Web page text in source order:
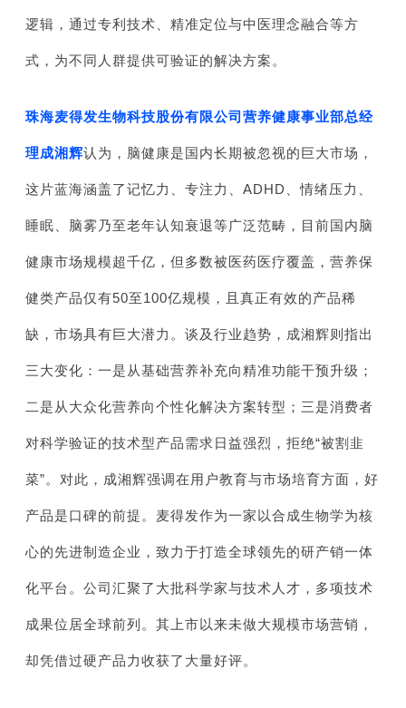
逻辑，通过专利技术、精准定位与中医理念融合等方
式，为不同人群提供可验证的解决方案。
珠海麦得发生物科技股份有限公司营养健康事业部总经
理成湘辉认为，脑健康是国内长期被忽视的巨大市场，
这片蓝海涵盖了记忆力、专注力、ADHD、情绪压力、
睡眠、脑雾乃至老年认知衰退等广泛范畴，目前国内脑
健康市场规模超千亿，但多数被医药医疗覆盖，营养保
健类产品仅有50至100亿规模，且真正有效的产品稀
缺，市场具有巨大潜力。谈及行业趋势，成湘辉则指出
三大变化：一是从基础营养补充向精准功能干预升级；
二是从大众化营养向个性化解决方案转型；三是消费者
对科学验证的技术型产品需求日益强烈，拒绝“被割韭
菜”。对此，成湘辉强调在用户教育与市场培育方面，好
产品是口碑的前提。麦得发作为一家以合成生物学为核
心的先进制造企业，致力于打造全球领先的研产销一体
化平台。公司汇聚了大批科学家与技术人才，多项技术
成果位居全球前列。其上市以来未做大规模市场营销，
却凭借过硬产品力收获了大量好评。